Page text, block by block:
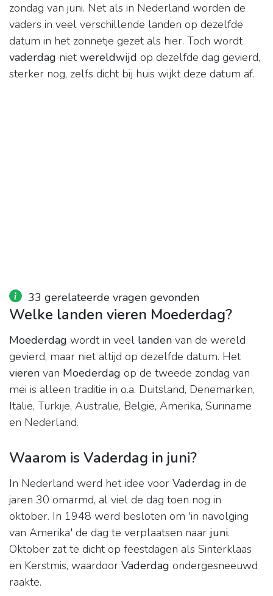
zondag van juni. Net als in Nederland worden de
vaders in veel verschillende landen op dezelfde
datum in het zonnetje gezet als hier. Toch wordt
vaderdag nietwereldwijd op dezelfde dag gevierd,
sterker nog, zelfs dicht bij huis wijkt deze datum af.
33 gerelateerde vragen gevonden
Welke landen vieren Moederdag?
Moederdag wordt in veel landen van de wereld
gevierd, maar niet altijd op dezelfde datum. Het
vieren van Moederdag op de tweede zondag van
mei is alleen traditie in o.a. Duitsland, Denemarken,
Italië, Turkije, Australië, België, Amerika, Suriname
en Nederland.
Waarom is Vaderdag in juni?
In Nederland werd het idee voor Vaderdag in de
jaren 30 omarmd, al viel de dag toen nog in
oktober. In 1948 werd besloten om 'in navolging
van Amerika' de dag te verplaatsen naar juni.
Oktober zat te dicht op feestdagen als Sinterklaas
en Kerstmis, waardoor Vaderdag ondergesneeuwd
raakte.